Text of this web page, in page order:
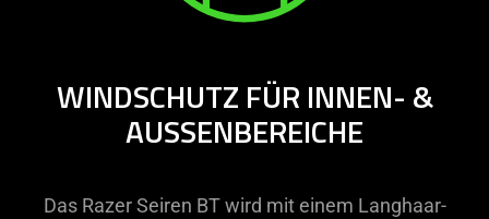
WINDSCHUTZ FÜR INNEN- &
AUSSENBEREICHE
Das Razer Seiren BT wird mit einem Langhaar-